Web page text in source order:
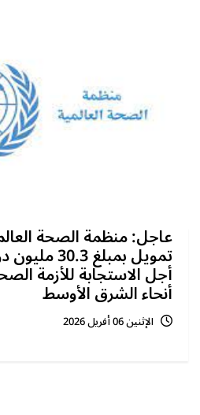
عاجل: منظمة الصحة
تمويل بمبلغ
أجل الاستجابة للأزمة
أنحاء الشرق الأوسط
الإثنين 06 أفريل 2026